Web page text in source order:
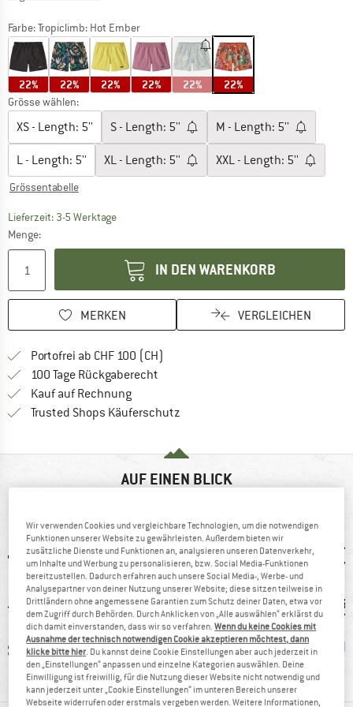
Farbe:Tropiclimb: Hot Ember
22% 22% 22% 22% 22% 22%
Grösse wählen:
XS - Length: 5'' S - Length: 5'' M - Length: 5''
L - Length: 5'' XL - Length: 5'' XXL - Length: 5''
Grössentabelle
Lieferzeit: 3-5 WerktageDer Link öffnet sich in einer Infobox und
Menge:
IN DEN WARENKORB
MERKEN VERGLEICHEN
Portofrei ab CHF 100 (CH)
100 Tage Rückgaberecht
Kauf auf RechnungFinde die Zahlungs-Infos hier! Öffnet
Trusted Shops Käuferschutz
AUF EINEN BLICK
g
100%
Weiterempfehlung
Stretch PFC-/
Wir verwenden Cookies und vergleichbare Technologien, um die notwendigen
Funktionen unserer Website zu gewährleisten. Außerdem bieten wir
zusätzliche Dienste und Funktionen an, analysieren unseren Datenverkehr,
um Inhalte und Werbung zu personalisieren, bzw. Social Media-Funktionen
bereitzustellen. Dadurch erfahren auch unsere Social Media-, Werbe- und
Analysepartner von deiner Nutzung unserer Website; diese sitzen teilweise in
Drittländern ohne angemessene Garantien zum Schutz deiner Daten, etwa vor
dem Zugriff durch Behörden. Durch Anklicken von „Alle auswählen“ erklärst du
dich damit einverstanden, dass wir so verfahren.Wenn du keine Cookies mit
Ausnahme der technisch notwendigen Cookie akzeptieren möchtest, dann
klicke bitte hier. Du kannst deine Cookie Einstellungen aber auch jederzeit in
den „Einstellungen“ anpassen und einzelne Kategorien auswählen. Deine
Einwilligung ist freiwillig, für die Nutzung dieser Website nicht notwendig und
kann jederzeit unter „Cookie Einstellungen“ im unteren Bereich unserer
Webseite widerrufen oder erstmals vergeben werden. Weitere Informationen,